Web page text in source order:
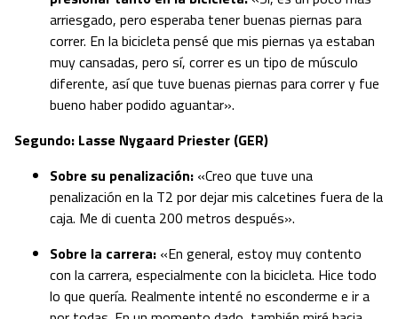
arriesgado, pero esperaba tener buenas piernas para
correr. En la bicicleta pensé que mis piernas ya estaban
muy cansadas, pero sí, correr es un tipo de músculo
diferente, así que tuve buenas piernas para correr y fue
bueno haber podido aguantar».
Segundo: Lasse Nygaard Priester (GER)
Sobre su penalización: «Creo que tuve una
penalización en la T2 por dejar mis calcetines fuera de la
caja. Me di cuenta 200 metros después».
Sobre la carrera: «En general, estoy muy contento
con la carrera, especialmente con la bicicleta. Hice todo
lo que quería. Realmente intenté no esconderme e ir a